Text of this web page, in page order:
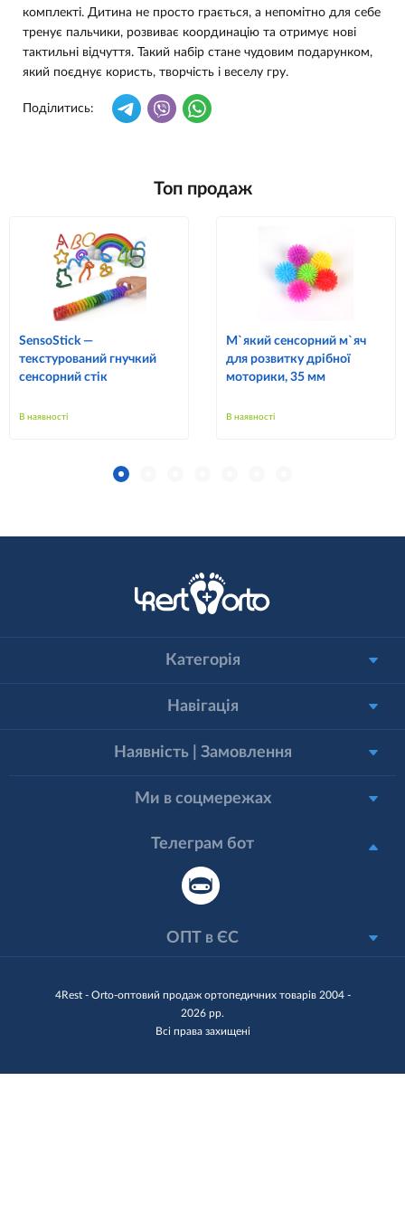
комплекті. Дитина не просто грається, а непомітно для себе
тренує пальчики, розвиває координацію та отримує нові
тактильні відчуття. Такий набір стане чудовим подарунком,
який поєднує користь, творчість і веселу гру.
Поділитись:
Топ продаж
SensoStick —
текстурований гнучкий
сенсорний стік
В наявності
М`який сенсорний м`яч
для розвитку дрібної
моторики, 35 мм
В наявності
4Rest - Orto-оптовий продаж ортопедичних товарів 2004 -
2026 рр.
Всі права захищені
Категорія
Навігація
Наявність | Замовлення
Ми в соцмережах
Телеграм бот
ОПТ в ЄС